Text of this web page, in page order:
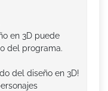
en 3D puede
del programa.
del diseño en 3D!